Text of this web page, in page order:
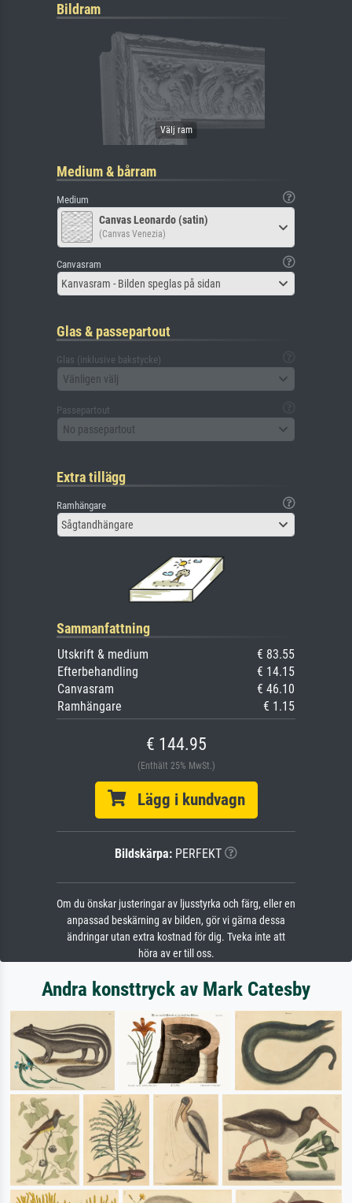
Bildram
Medium & bårram
Medium
Canvas Leonardo (satin)
(Canvas Venezia)
Canvasram
Kanvasram - Bilden speglas på sidan
Glas & passepartout
Glas (inklusive bakstycke)
Vänligen välj
Passepartout
No passepartout
Extra tillägg
Ramhängare
Sågtandhängare
Sammanfattning
Utskrift & medium
€ 83.55
Efterbehandling
€ 14.15
Canvasram
€ 46.10
Ramhängare
€ 1.15
€ 144.95
(Enthält 25% MwSt.)
Lägg i kundvagn
Bildskärpa: PERFEKT
Om du önskar justeringar av ljusstyrka och färg, eller en
anpassad beskärning av bilden, gör vi gärna dessa
ändringar utan extra kostnad för dig. Tveka inte att
höra av er till oss.
Andra konsttryck av Mark Catesby